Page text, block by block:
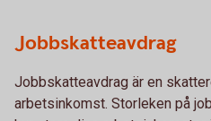
Jobbskatteavdrag
Jobbskatteavdrag är en
arbetsinkomst. Storleken på